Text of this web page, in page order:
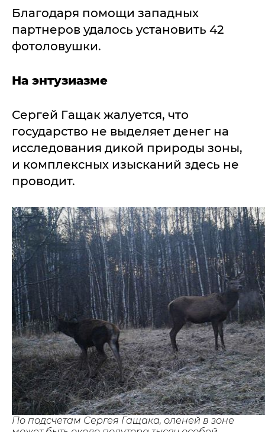
Благодаря помощи западных
партнеров удалось установить 42
фотоловушки.
На энтузиазме
Сергей Гащак жалуется, что
государство не выделяет денег на
исследования дикой природы зоны,
и комплексных изысканий здесь не
проводит.
По подсчетам Сергея Гащака, оленей в зоне